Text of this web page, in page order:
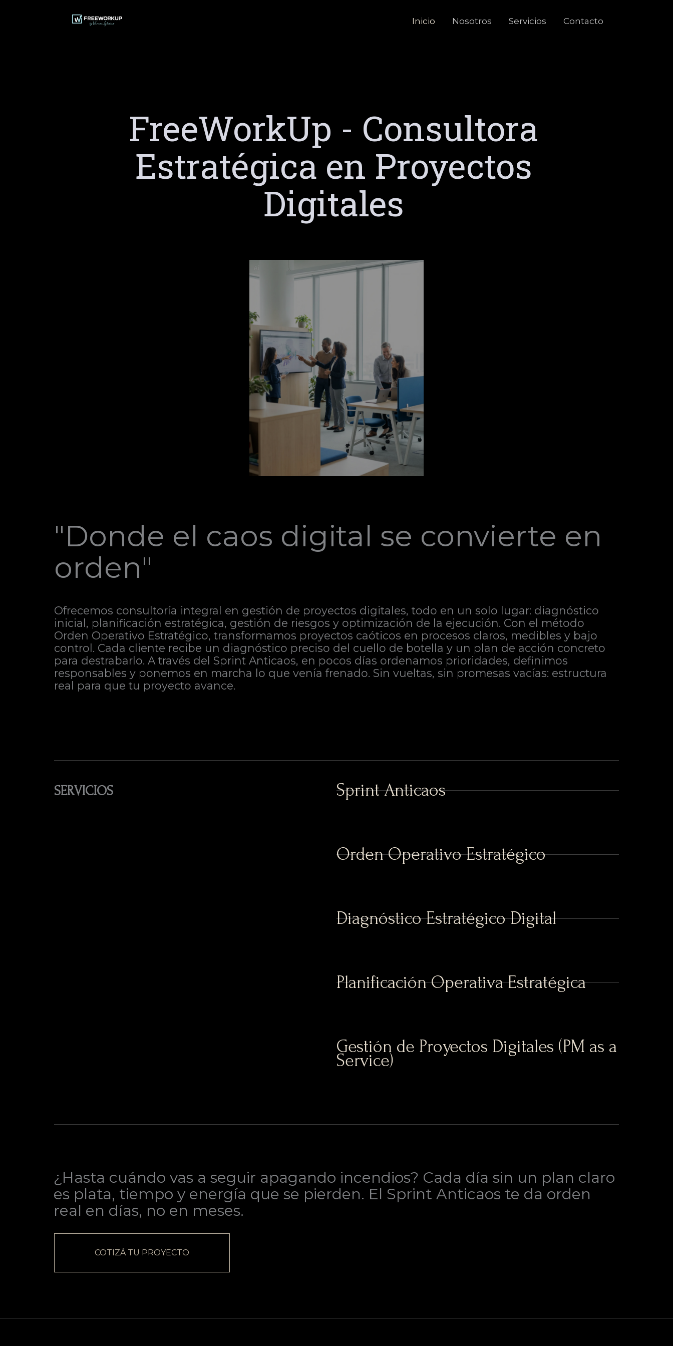
Inicio Nosotros Servicios Contacto
FreeWorkUp - Consultora
Estratégica en Proyectos
Digitales
"Donde el caos digital se convierte en
orden"
Ofrecemos consultoría integral en gestión de proyectos digitales, todo en un solo lugar: diagnóstico
inicial, planificación estratégica, gestión de riesgos y optimización de la ejecución. Con el método
Orden Operativo Estratégico, transformamos proyectos caóticos en procesos claros, medibles y bajo
control. Cada cliente recibe un diagnóstico preciso del cuello de botella y un plan de acción concreto
para destrabarlo. A través del Sprint Anticaos, en pocos días ordenamos prioridades, definimos
responsables y ponemos en marcha lo que venía frenado. Sin vueltas, sin promesas vacías: estructura
real para que tu proyecto avance.
SERVICIOS Sprint Anticaos
Orden Operativo Estratégico
Diagnóstico Estratégico Digital
Planificación Operativa Estratégica
Gestión de Proyectos Digitales (PM as a
Service)
¿Hasta cuándo vas a seguir apagando incendios? Cada día sin un plan claro
es plata, tiempo y energía que se pierden. El Sprint Anticaos te da orden
real en días, no en meses.
COTIZÁ TU PROYECTO